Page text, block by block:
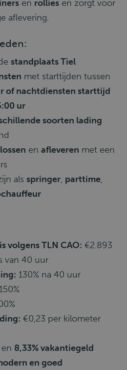
en rollies en zorgt voor
aflevering.
standplaats Tiel
met starttijden tussen
of nachtdiensten starttijd
ur
soorten lading
lossen en afleveren met een
als springer, parttime,
volgens TLN CAO: €2.893
van 40 uur
130% na 40 uur
150%
€0,23 per kilometer
en 8,33% vakantiegeld
en goed